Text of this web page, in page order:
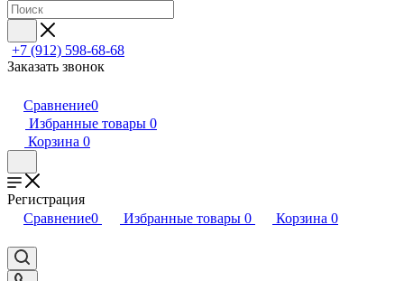
+7 (912) 598-68-68
Заказать звонок
Сравнение0
Избранные товары 0
Корзина 0
Регистрация
Сравнение0 Избранные товары 0 Корзина 0